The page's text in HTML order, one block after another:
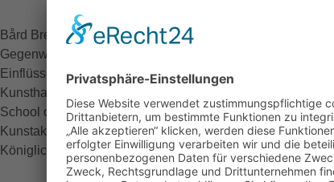
Bård Breivik war Bildhauer und einer der bedeutendsten
Gegenwart. Er öffnete die norwegische Kunst in den
Einflüsse. Seine künstlerische Ausbildung absolvierte er
Kunsthandwerkschule in Bergen, gefolgt von einem
School of Art in London 1970/71. Zwischen 1974 und
Kunstakademie in Bergen. Zwischen 1982 und 1985 war
Königlichen Kunstakademie in Stockholm tätig.